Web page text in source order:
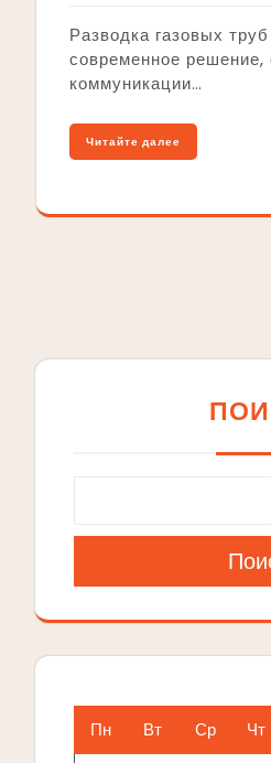
Разводка газовых
современное
коммуникации…
Читайте далее
Пн Вт Ср Чт